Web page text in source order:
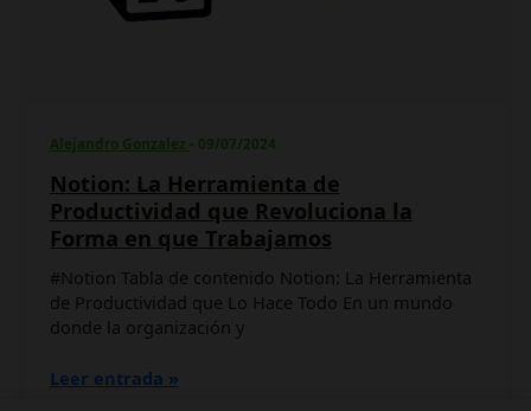
Alejandro Gonzalez - 09/07/2024
Notion: La Herramienta de
Productividad que Revoluciona la
Forma en que Trabajamos
#Notion Tabla de contenido Notion: La Herramienta
de Productividad que Lo Hace Todo En un mundo
donde la organización y
Leer entrada »